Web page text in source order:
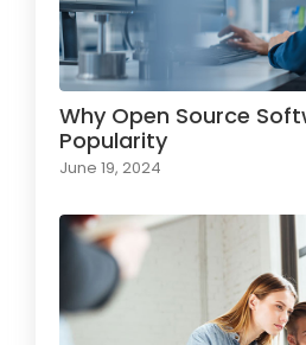
Why Open Source
Popularity
June 19, 2024